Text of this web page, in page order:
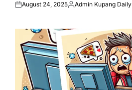
Posted
August 24, 2025Posted
Admin Kupang Daily